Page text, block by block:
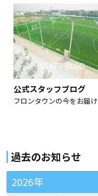
STAFF BLOG
公式スタッフブログ
フロンタウンの今をお届け
過去のお知らせ
2026年